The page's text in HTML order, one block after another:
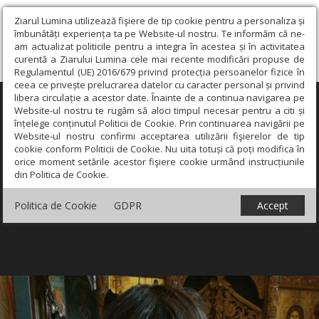
Ziarul Lumina utilizează fişiere de tip cookie pentru a personaliza și
îmbunătăți experiența ta pe Website-ul nostru. Te informăm că ne-
am actualizat politicile pentru a integra în acestea și în activitatea
curentă a Ziarului Lumina cele mai recente modificări propuse de
Regulamentul (UE) 2016/679 privind protecția persoanelor fizice în
ceea ce privește prelucrarea datelor cu caracter personal și privind
libera circulație a acestor date. Înainte de a continua navigarea pe
Website-ul nostru te rugăm să aloci timpul necesar pentru a citi și
înțelege conținutul Politicii de Cookie. Prin continuarea navigării pe
Website-ul nostru confirmi acceptarea utilizării fişierelor de tip
cookie conform Politicii de Cookie. Nu uita totuși că poți modifica în
orice moment setările acestor fişiere cookie urmând instrucțiunile
din Politica de Cookie.
Politica de Cookie GDPR Accept
×